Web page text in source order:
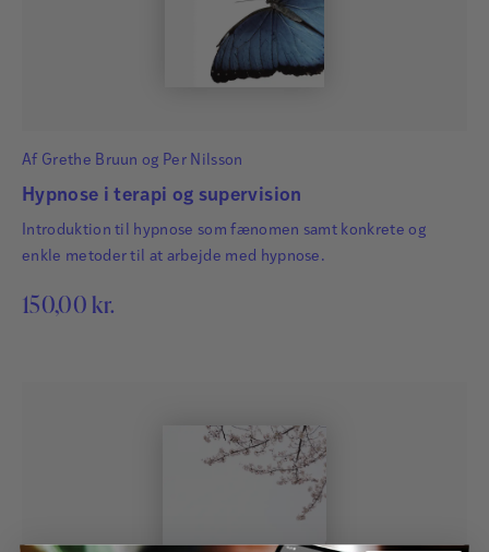
Af Grethe Bruun og Per Nilsson
Hypnose i terapi og supervision
Introduktion til hypnose som fænomen samt konkrete og
enkle metoder til at arbejde med hypnose.
150,00 kr.